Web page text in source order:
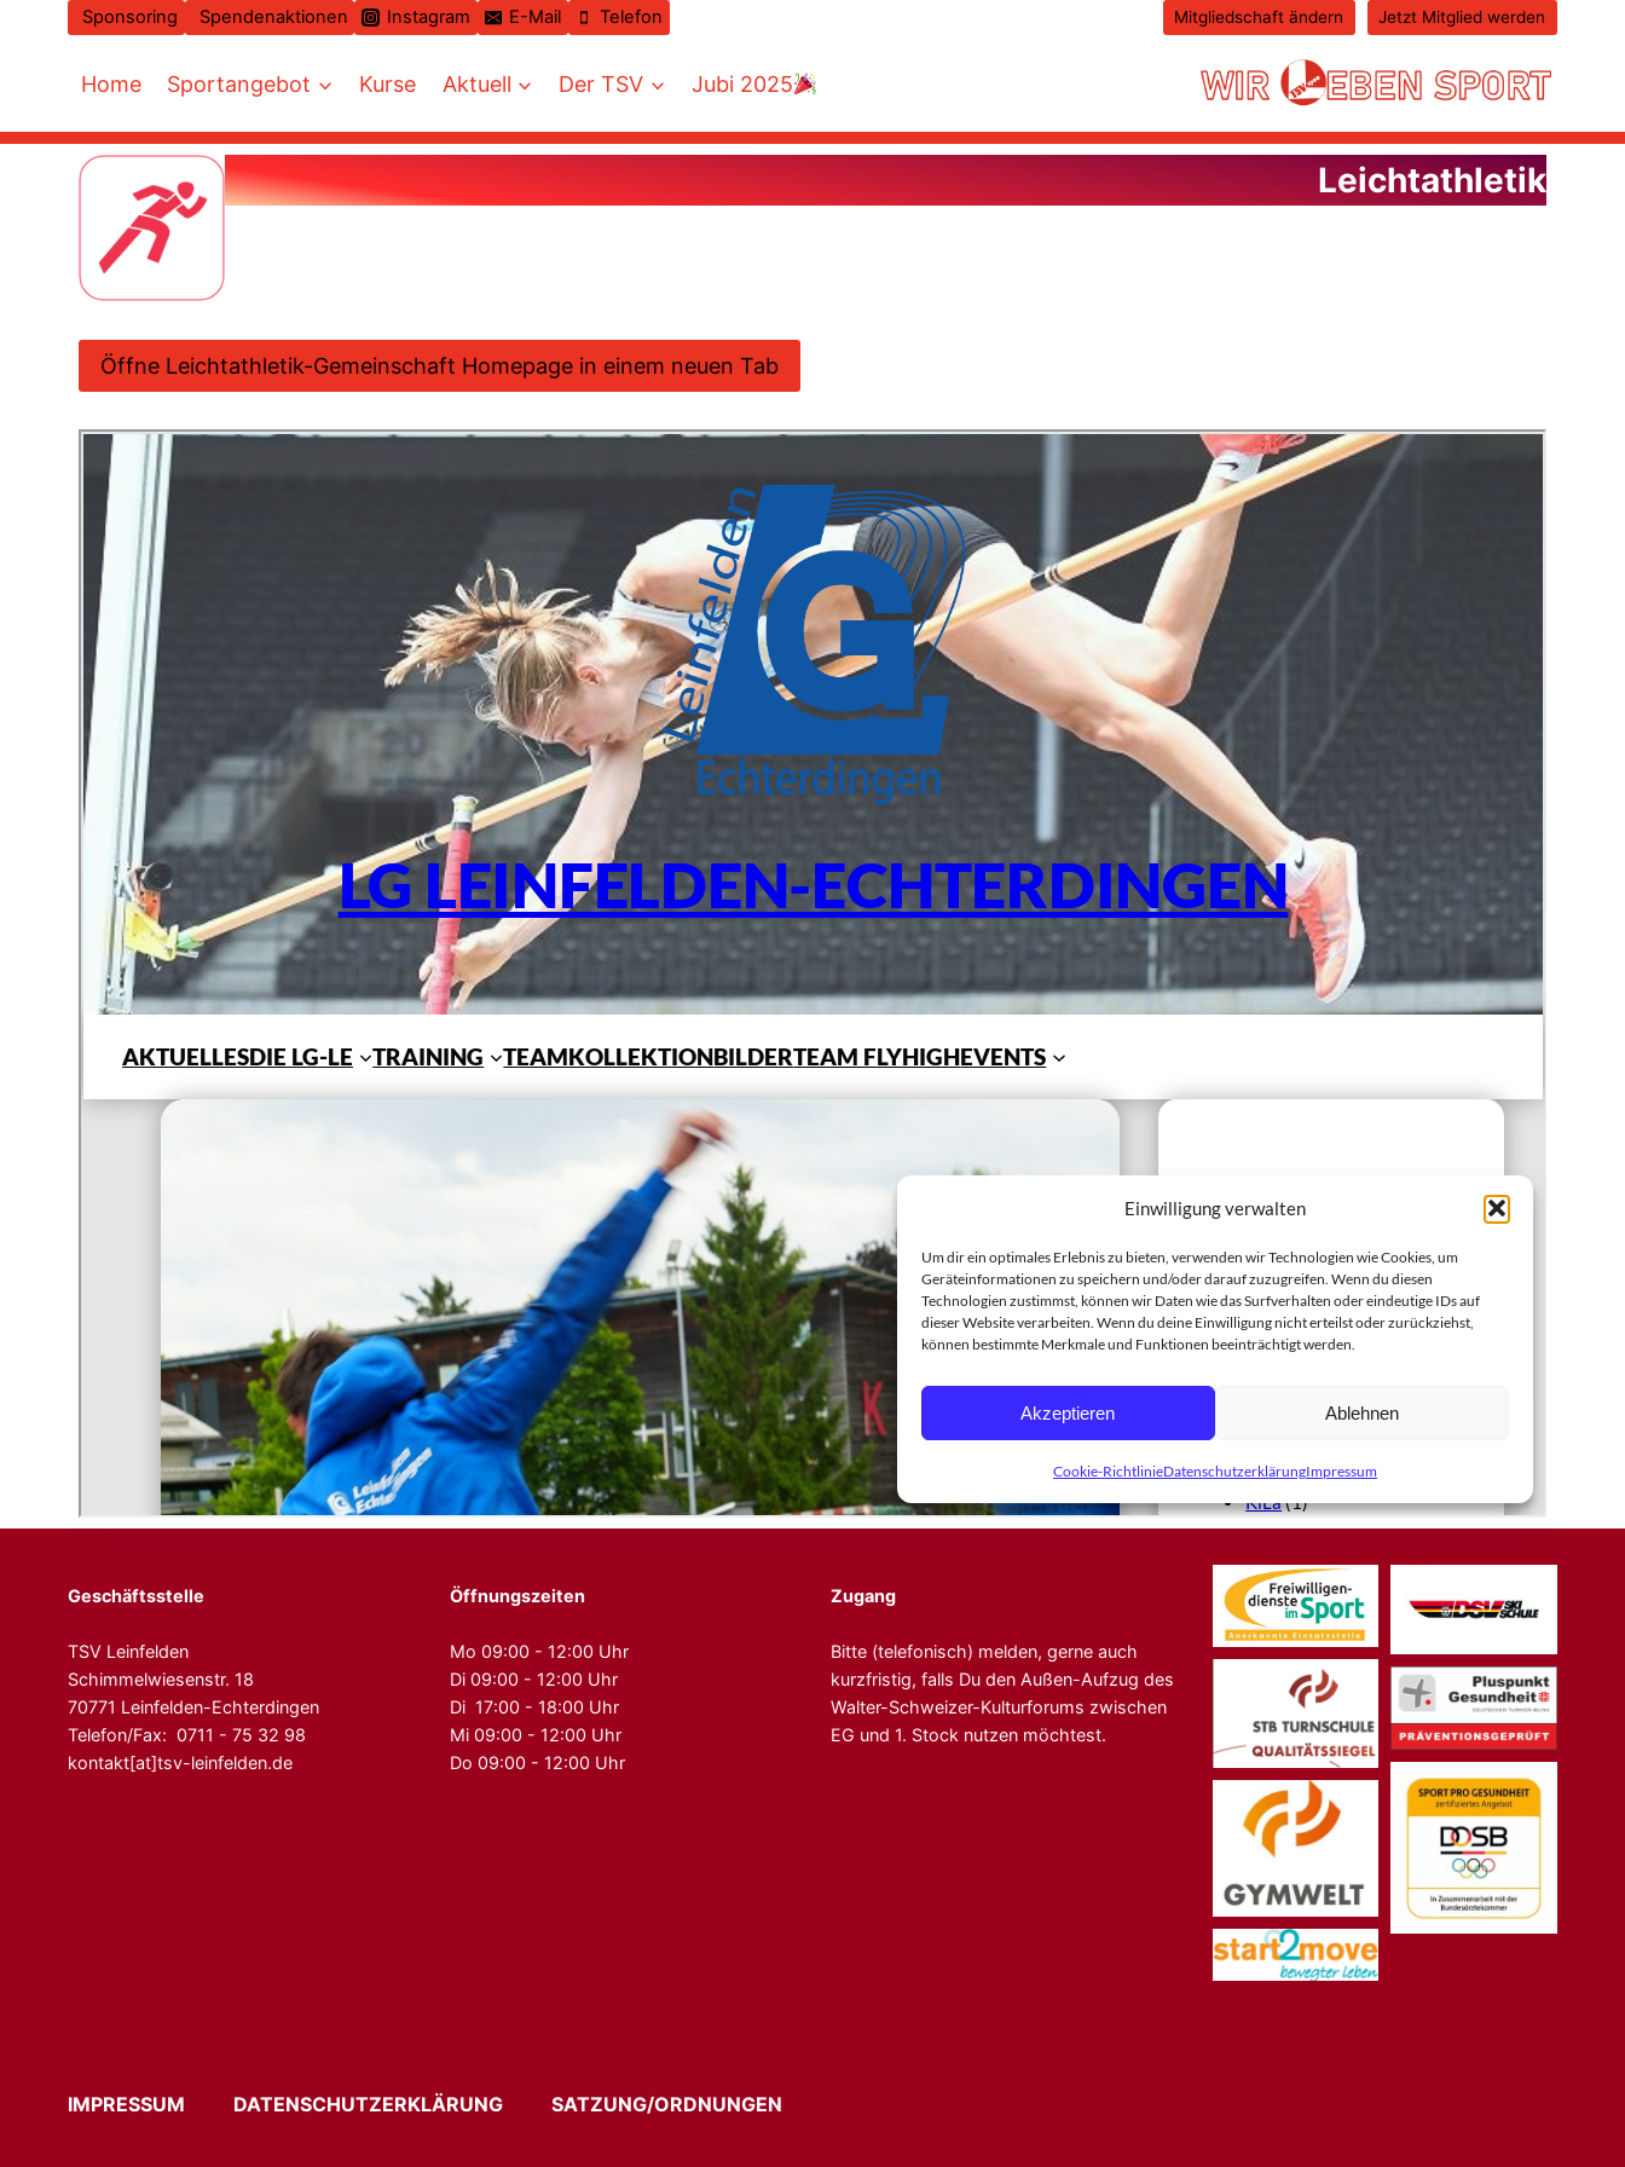
Sponsoring Spendenaktionen Instagram E-Mail Telefon Mitgliedschaft ändern Jetzt Mitglied werden
Home Sportangebot Kurse Aktuell Der TSV Jubi 2025
Leichtathletik
Öffne Leichtathletik-Gemeinschaft Homepage in einem neuen Tab
Geschäftsstelle
TSV Leinfelden
Schimmelwiesenstr. 18
70771 Leinfelden-Echterdingen
Telefon/Fax: 0711 - 75 32 98
kontakt[at]tsv-leinfelden.de
Öffnungszeiten
Mo 09:00 - 12:00 Uhr
Di 09:00 - 12:00 Uhr
Di 17:00 - 18:00 Uhr
Mi 09:00 - 12:00 Uhr
Do 09:00 - 12:00 Uhr
Zugang
Bitte (telefonisch) melden, gerne auch
kurzfristig, falls Du den Außen-Aufzug des
Walter-Schweizer-Kulturforums zwischen
EG und 1. Stock nutzen möchtest.
IMPRESSUM DATENSCHUTZERKLÄRUNG SATZUNG/ORDNUNGEN